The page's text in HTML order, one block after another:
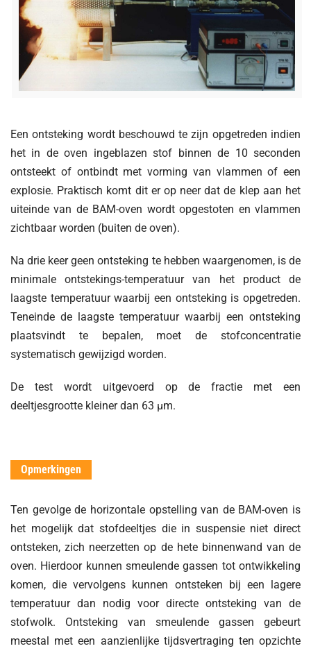
Een ontsteking wordt beschouwd te zijn opgetreden indien
het in de oven ingeblazen stof binnen de 10 seconden
ontsteekt of ontbindt met vorming van vlammen of een
explosie. Praktisch komt dit er op neer dat de klep aan het
uiteinde van de BAM-oven wordt opgestoten en vlammen
zichtbaar worden (buiten de oven).
Na drie keer geen ontsteking te hebben waargenomen, is de
minimale ontstekings-temperatuur van het product de
laagste temperatuur waarbij een ontsteking is opgetreden.
Teneinde de laagste temperatuur waarbij een ontsteking
plaatsvindt te bepalen, moet de stofconcentratie
systematisch gewijzigd worden.
De test wordt uitgevoerd op de fractie met een
deeltjesgrootte kleiner dan 63 µm.
Opmerkingen
Ten gevolge de horizontale opstelling van de BAM-oven is
het mogelijk dat stofdeeltjes die in suspensie niet direct
ontsteken, zich neerzetten op de hete binnenwand van de
oven. Hierdoor kunnen smeulende gassen tot ontwikkeling
komen, die vervolgens kunnen ontsteken bij een lagere
temperatuur dan nodig voor directe ontsteking van de
stofwolk. Ontsteking van smeulende gassen gebeurt
meestal met een aanzienlijke tijdsvertraging ten opzichte